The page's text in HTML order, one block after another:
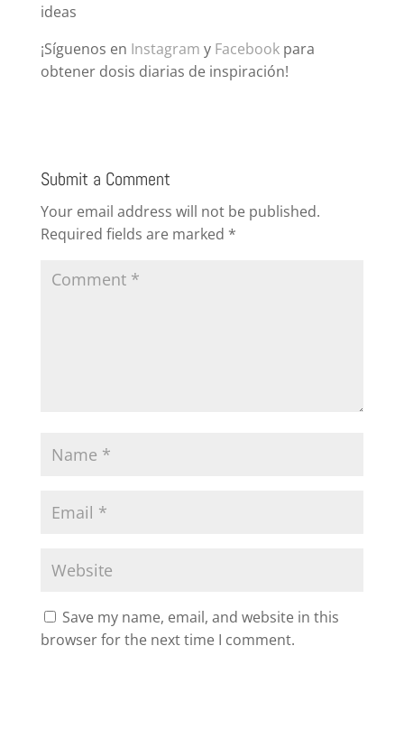
ideas
¡Síguenos en Instagram y Facebook para
obtener dosis diarias de inspiración!
Submit a Comment
Your email address will not be published.
Required fields are marked *
Save my name, email, and website in this
browser for the next time I comment.